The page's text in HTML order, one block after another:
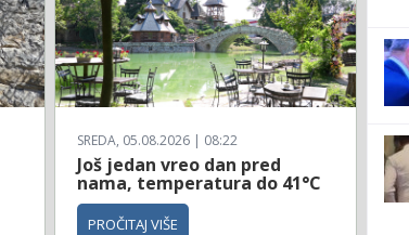
SREDA, 05.08.2026 | 08:22
Još jedan vreo dan pred
nama, temperatura do 41°C
PROČITAJ VIŠE